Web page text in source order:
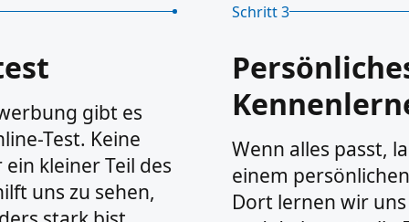
gibt es
Test. Keine
kleiner Teil des
uns zu sehen,
Schritt 3
Wenn alles passt,
einem
Dort lernen wir